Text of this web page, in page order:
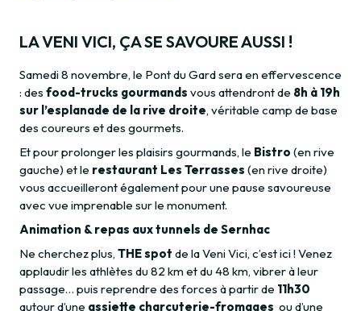
LA VENI VICI, ÇA SE SAVOURE AUSSI !
Samedi 8 novembre, le Pont du Gard sera en effervescence
: des food-trucks gourmands vous attendront de 8h à 19h
sur l’esplanade de la rive droite, véritable camp de base
des coureurs et des gourmets.
Et pour prolonger les plaisirs gourmands, le Bistro (en rive
gauche) et le restaurant Les Terrasses (en rive droite)
vous accueilleront également pour une pause savoureuse
avec vue imprenable sur le monument.
Animation & repas aux tunnels de Sernhac
Ne cherchez plus, THE spot de la Veni Vici, c’est ici ! Venez
applaudir les athlètes du 82 km et du 48 km, vibrer à leur
passage… puis reprendre des forces à partir de 11h30
autour d’une assiette charcuterie-fromages ou d’une